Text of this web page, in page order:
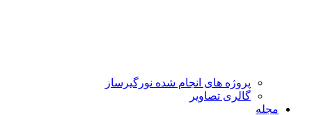
پروژه های انجام شده نورگیرساز
گالری تصاویر
مجله